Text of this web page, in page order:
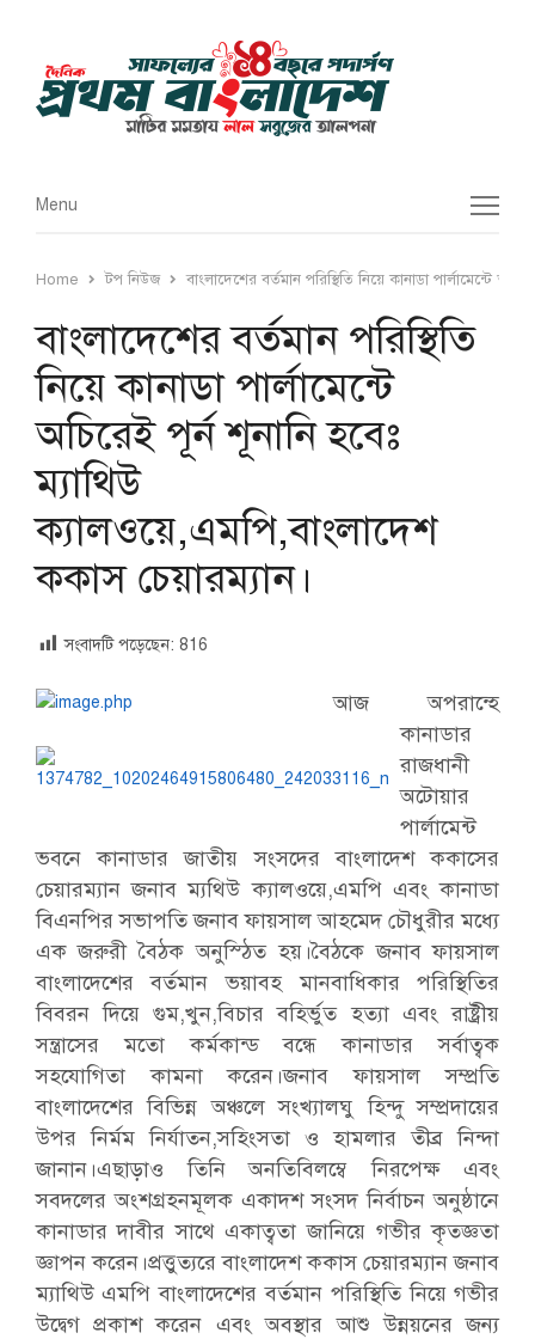
Menu
Menu
Home টপ নিউজ বাংলাদেশের বর্তমান পরিস্থিতি নিয়ে কানাডা পার্লামেন্টে
বাংলাদেশের বর্তমান পরিস্থিতি
নিয়ে কানাডা পার্লামেন্টে
অচিরেই পূর্ন শূনানি হবেঃ
ম্যাথিউ
ক্যালওয়ে,এমপি,বাংলাদেশ
ককাস চেয়ারম্যান।
সংবাদটি পড়েছেন: 816
আজ অপরান্হে
কানাডার
রাজধানী
অটোয়ার
পার্লামেন্ট
ভবনে কানাডার জাতীয় সংসদের বাংলাদেশ ককাসের
চেয়ারম্যান জনাব ম্যথিউ ক্যালওয়ে,এমপি এবং কানাডা
বিএনপির সভাপতি জনাব ফায়সাল আহমেদ চৌধুরীর মধ্যে
এক জরুরী বৈঠক অনুস্ঠিত হয়।বৈঠকে জনাব ফায়সাল
বাংলাদেশের বর্তমান ভয়াবহ মানবাধিকার পরিস্থিতির
বিবরন দিয়ে গুম,খুন,বিচার বহির্ভুত হত্যা এবং রাষ্ট্রীয়
সন্ত্রাসের মতো কর্মকান্ড বন্ধে কানাডার সর্বাত্বক
সহযোগিতা কামনা করেন।জনাব ফায়সাল সম্প্রতি
বাংলাদেশের বিভিন্ন অঞ্চলে সংখ্যালঘু হিন্দু সম্প্রদায়ের
উপর নির্মম নির্যাতন,সহিংসতা ও হামলার তীব্র নিন্দা
জানান।এছাড়াও তিনি অনতিবিলম্বে নিরপেক্ষ এবং
সবদলের অংশগ্রহনমূলক একাদশ সংসদ নির্বাচন অনুষ্ঠানে
কানাডার দাবীর সাথে একাত্বতা জানিয়ে গভীর কৃতজ্ঞতা
জ্ঞাপন করেন।প্রত্তুত্যরে বাংলাদেশ ককাস চেয়ারম্যান জনাব
ম্যাথিউ এমপি বাংলাদেশের বর্তমান পরিস্থিতি নিয়ে গভীর
উদ্বেগ প্রকাশ করেন এবং অবস্থার আশু উন্নয়নের জন্য